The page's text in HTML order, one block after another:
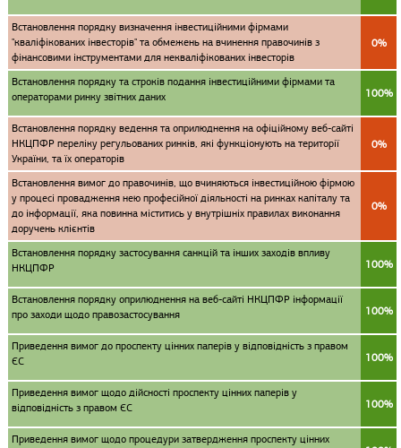
Встановлення порядку визначення інвестиційними фірмами
"кваліфікованих інвесторів" та обмежень на вчинення правочинів з
фінансовими інструментами для некваліфікованих інвесторів
0%
Встановлення порядку та строків подання інвестиційними фірмами та
операторами ринку звітних даних
100%
Встановлення порядку ведення та оприлюднення на офіційному веб-сайті
НКЦПФР переліку регульованих ринків, які функціонують на території
України, та їх операторів
0%
Встановлення вимог до правочинів, що вчиняються інвестиційною фірмою
у процесі провадження нею професійної діяльності на ринках капіталу та
до інформації, яка повинна міститись у внутрішніх правилах виконання
доручень клієнтів
0%
Встановлення порядку застосування санкцій та інших заходів впливу
НКЦПФР
100%
Встановлення порядку оприлюднення на веб-сайті НКЦПФР інформації
про заходи щодо правозастосування
100%
Приведення вимог до проспекту цінних паперів у відповідність з правом
ЄС
100%
Приведення вимог щодо дійсності проспекту цінних паперів у
відповідність з правом ЄС
100%
Приведення вимог щодо процедури затвердження проспекту цінних